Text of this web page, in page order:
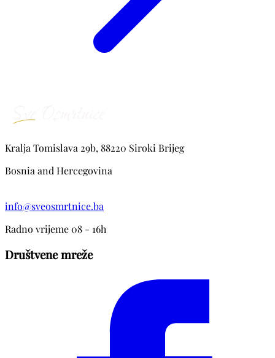
Kralja Tomislava 29b, 88220 Siroki Brijeg
Bosnia and Hercegovina
info@sveosmrtnice.ba
Radno vrijeme 08 - 16h
Društvene mreže